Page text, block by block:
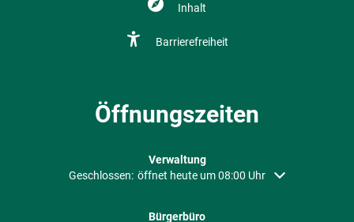
Inhalt
Barrierefreiheit
Öffnungszeiten
Verwaltung
Klicken, um weitere Öffnungs- oder Schließzeiten
Geschlossen: öffnet heute um 08:00 Uhr
Bürgerbüro